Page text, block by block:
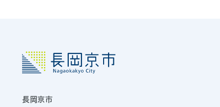
長岡京市